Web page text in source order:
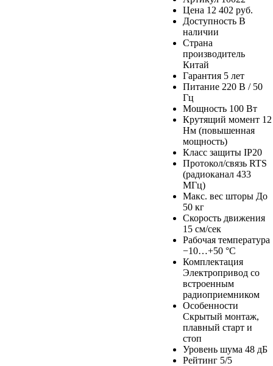
Цена 12 402 руб.
Доступность В
наличии
Страна
производитель
Китай
Гарантия 5 лет
Питание 220 В / 50
Гц
Мощность 100 Вт
Крутящий момент 12
Нм (повышенная
мощность)
Класс защиты IP20
Протокол/связь RTS
(радиоканал 433
МГц)
Макс. вес шторы До
50 кг
Скорость движения
15 см/сек
Рабочая температура
−10…+50 °C
Комплектация
Электропривод со
встроенным
радиоприемником
Особенности
Скрытый монтаж,
плавный старт и
стоп
Уровень шума 48 дБ
Рейтинг 5/5